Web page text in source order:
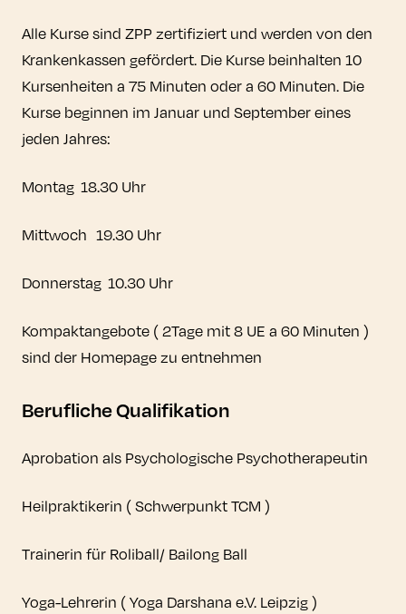
Alle Kurse sind ZPP zertifiziert und werden von den
Krankenkassen gefördert. Die Kurse beinhalten 10
Kursenheiten a 75 Minuten oder a 60 Minuten. Die
Kurse beginnen im Januar und September eines
jeden Jahres:
Montag 18.30 Uhr
Mittwoch 19.30 Uhr
Donnerstag 10.30 Uhr
Kompaktangebote ( 2Tage mit 8 UE a 60 Minuten )
sind der Homepage zu entnehmen
Berufliche Qualifikation
Aprobation als Psychologische Psychotherapeutin
Heilpraktikerin ( Schwerpunkt TCM )
Trainerin für Roliball/ Bailong Ball
Yoga-Lehrerin ( Yoga Darshana e.V. Leipzig )